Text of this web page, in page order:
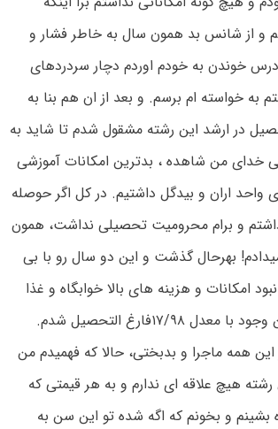
و از شانس بد همون سال به خاطر فشار و
خوندن به خودم اوردم دچار سردردهای
به خواسته ام برسم. و بعد از ان هم بنا به
در ارشد این رشته مشقول شدم تا شاید به
خدای من شاهده ، بدترین امکانات آموزشی
واحد اران و بیدگل داشتیم. در کل اگر حوصله
و برام محرومیت تحصیلی نداشت، همون
بهرحال گذشت و این دو سال رو با بی
امکانات و هزینه های بالا خوابگاه و غذا
گذروندیم ولی با این وجود با معدل ۱۷/۹۸فارغ التحصیل شدم.
همه ماجرا و بدبختی، حالا که فهمیدم من
هیچ علاقه ای ندارم و به هر قیمتی که
و بخونم که اگه شده تو این سن به